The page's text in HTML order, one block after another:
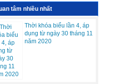
tâm nhiều nhất
Thời khóa biểu lần 4, áp
dụng từ ngày 30 tháng 11
năm 2020